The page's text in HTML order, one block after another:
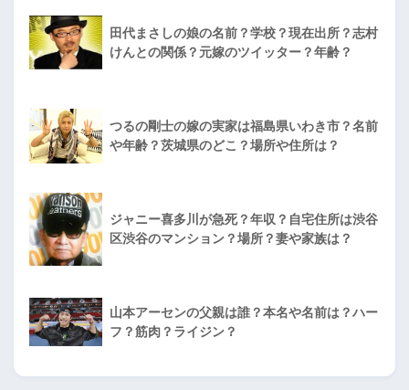
田代まさしの娘の名前？学校？現在出所？志村
けんとの関係？元嫁のツイッター？年齢？
つるの剛士の嫁の実家は福島県いわき市？名前
や年齢？茨城県のどこ？場所や住所は？
ジャニー喜多川が急死？年収？自宅住所は渋谷
区渋谷のマンション？場所？妻や家族は？
山本アーセンの父親は誰？本名や名前は？ハー
フ？筋肉？ライジン？